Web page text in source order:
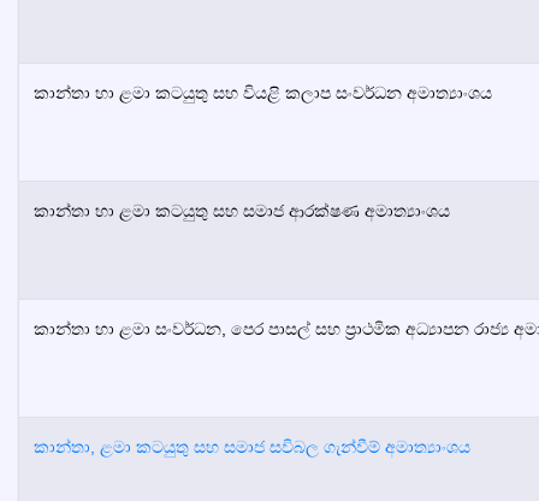
කාන්තා හා ළමා කටයුතු සහ වියළි කලාප සංවර්ධන අමාත්‍යාංශය
කාන්තා හා ළමා කටයුතු සහ සමාජ ආරක්ෂණ අමාත්‍යාංශය
කාන්තා හා ළමා සංවර්ධන, පෙර පාසල් සහ ප්‍රාථමික අධ්‍යාපන රාජ්‍ය
කාන්තා, ළමා කටයුතු සහ සමාජ සවිබල ගැන්වීම් අමාත්‍යාංශය